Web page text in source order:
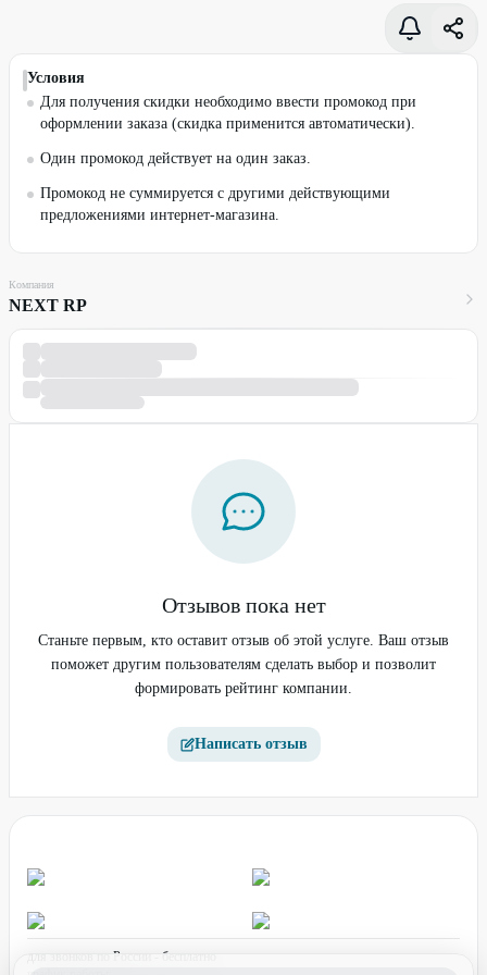
Условия
Для получения скидки необходимо ввести промокод при
оформлении заказа (скидка применится автоматически).
Один промокод действует на один заказ.
Промокод не суммируется с другими действующими
предложениями интернет-магазина.
Компания
NEXT RP
Отзывов пока нет
Станьте первым, кто оставит отзыв об этой услуге. Ваш отзыв
поможет другим пользователям сделать выбор и позволит
формировать рейтинг компании.
Написать отзыв
для звонков по России - бесплатно